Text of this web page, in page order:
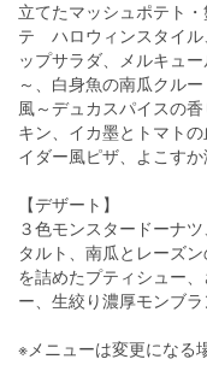
立てたマッシュポテト
テ ハロウィンスタイル
ップサラダ、メルキュ
～、白身魚の南瓜クル
風～デュカスパイスの
キン、イカ墨とトマト
イダー風ピザ、よこす
【デザート】
３色モンスタードーナ
タルト、南瓜とレーズ
を詰めたプティシュー
ー、生絞り濃厚モンブ
※メニューは変更になる